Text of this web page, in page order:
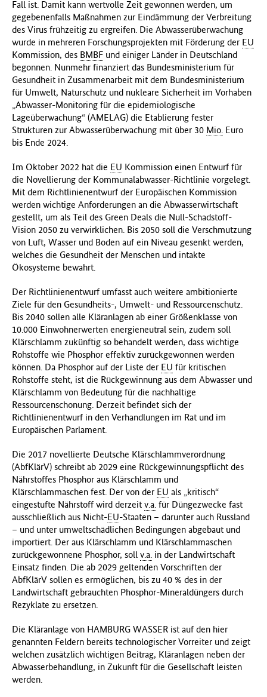
Fall ist. Damit kann wertvolle Zeit gewonnen werden, um
gegebenenfalls Maßnahmen zur Eindämmung der Verbreitung
des Virus frühzeitig zu ergreifen. Die Abwasserüberwachung
wurde in mehreren Forschungsprojekten mit Förderung der EU
Kommission, des BMBF und einiger Länder in Deutschland
begonnen. Nunmehr finanziert das Bundesministerium für
Gesundheit in Zusammenarbeit mit dem Bundesministerium
für Umwelt, Naturschutz und nukleare Sicherheit im Vorhaben
„Abwasser-Monitoring für die epidemiologische
Lageüberwachung“ (AMELAG) die Etablierung fester
Strukturen zur Abwasserüberwachung mit über 30 Mio. Euro
bis Ende 2024.
Im Oktober 2022 hat die EU Kommission einen Entwurf für
die Novellierung der Kommunalabwasser-Richtlinie vorgelegt.
Mit dem Richtlinienentwurf der Europäischen Kommission
werden wichtige Anforderungen an die Abwasserwirtschaft
gestellt, um als Teil des Green Deals die Null-Schadstoff-
Vision 2050 zu verwirklichen. Bis 2050 soll die Verschmutzung
von Luft, Wasser und Boden auf ein Niveau gesenkt werden,
welches die Gesundheit der Menschen und intakte
Ökosysteme bewahrt.
Der Richtlinienentwurf umfasst auch weitere ambitionierte
Ziele für den Gesundheits-, Umwelt- und Ressourcenschutz.
Bis 2040 sollen alle Kläranlagen ab einer Größenklasse von
10.000 Einwohnerwerten energieneutral sein, zudem soll
Klärschlamm zukünftig so behandelt werden, dass wichtige
Rohstoffe wie Phosphor effektiv zurückgewonnen werden
können. Da Phosphor auf der Liste der EU für kritischen
Rohstoffe steht, ist die Rückgewinnung aus dem Abwasser und
Klärschlamm von Bedeutung für die nachhaltige
Ressourcenschonung. Derzeit befindet sich der
Richtlinienentwurf in den Verhandlungen im Rat und im
Europäischen Parlament.
Die 2017 novellierte Deutsche Klärschlammverordnung
(AbfKlärV) schreibt ab 2029 eine Rückgewinnungspflicht des
Nährstoffes Phosphor aus Klärschlamm und
Klärschlammaschen fest. Der von der EU als „kritisch“
eingestufte Nährstoff wird derzeit v.a. für Düngezwecke fast
ausschließlich aus Nicht-EU-Staaten – darunter auch Russland
– und unter umweltschädlichen Bedingungen abgebaut und
importiert. Der aus Klärschlamm und Klärschlammaschen
zurückgewonnene Phosphor, soll v.a. in der Landwirtschaft
Einsatz finden. Die ab 2029 geltenden Vorschriften der
AbfKlärV sollen es ermöglichen, bis zu 40 % des in der
Landwirtschaft gebrauchten Phosphor-Mineraldüngers durch
Rezyklate zu ersetzen.
Die Kläranlage von HAMBURG WASSER ist auf den hier
genannten Feldern bereits technologischer Vorreiter und zeigt
welchen zusätzlich wichtigen Beitrag, Kläranlagen neben der
Abwasserbehandlung, in Zukunft für die Gesellschaft leisten
werden.